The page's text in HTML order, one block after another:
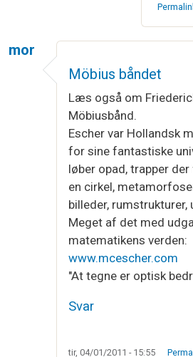
mor
Möbius båndet
Læs også om
Möbiusbånd.
Escher var Hollandsk
for sine fantastiske
løber opad, trapper
en cirkel,
billeder, rumstrukturer,
Meget af det med
matematikens verden:
www.mcescher.com
"At tegne er optisk
Svar
tir, 04/01/2011 - 15:55